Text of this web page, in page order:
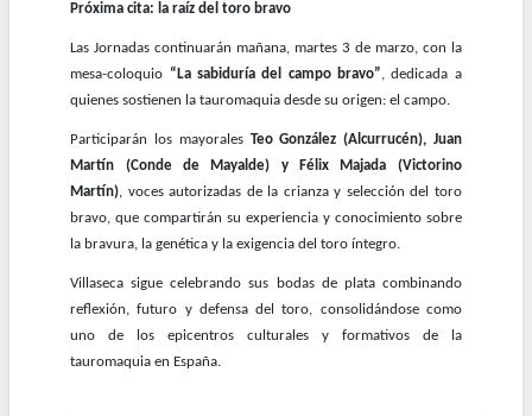
Próxima cita: la raíz del toro bravo
Las Jornadas continuarán mañana, martes 3 de marzo, con la
mesa-coloquio “La sabiduría del campo bravo”, dedicada a
quienes sostienen la tauromaquia desde su origen: el campo.
Participarán los mayorales Teo González (Alcurrucén), Juan
Martín (Conde de Mayalde) y Félix Majada (Victorino
Martín), voces autorizadas de la crianza y selección del toro
bravo, que compartirán su experiencia y conocimiento sobre
la bravura, la genética y la exigencia del toro íntegro.
Villaseca sigue celebrando sus bodas de plata combinando
reflexión, futuro y defensa del toro, consolidándose como
uno de los epicentros culturales y formativos de la
tauromaquia en España.